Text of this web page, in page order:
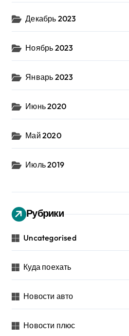
Декабрь 2023
Ноябрь 2023
Январь 2023
Июнь 2020
Май 2020
Июль 2019
Рубрики
Uncategorised
Куда поехать
Новости авто
Новости плюс